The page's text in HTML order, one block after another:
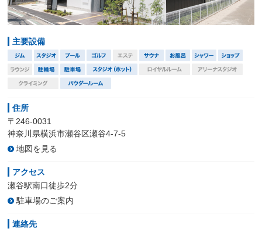
主要設備
住所
〒246-0031
神奈川県横浜市瀬谷区瀬谷4-7-5
地図を見る
アクセス
瀬谷駅南口徒歩2分
駐車場のご案内
連絡先